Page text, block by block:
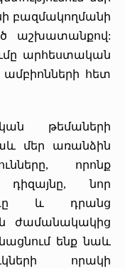
բազմակողմանի
աշխատանքով:
արհեստական
ամբիոնների հետ
թեմաների
մեր առանձին
որոնք
նոր
և դրանց
ժամանակակից
ենք նաև
որակի